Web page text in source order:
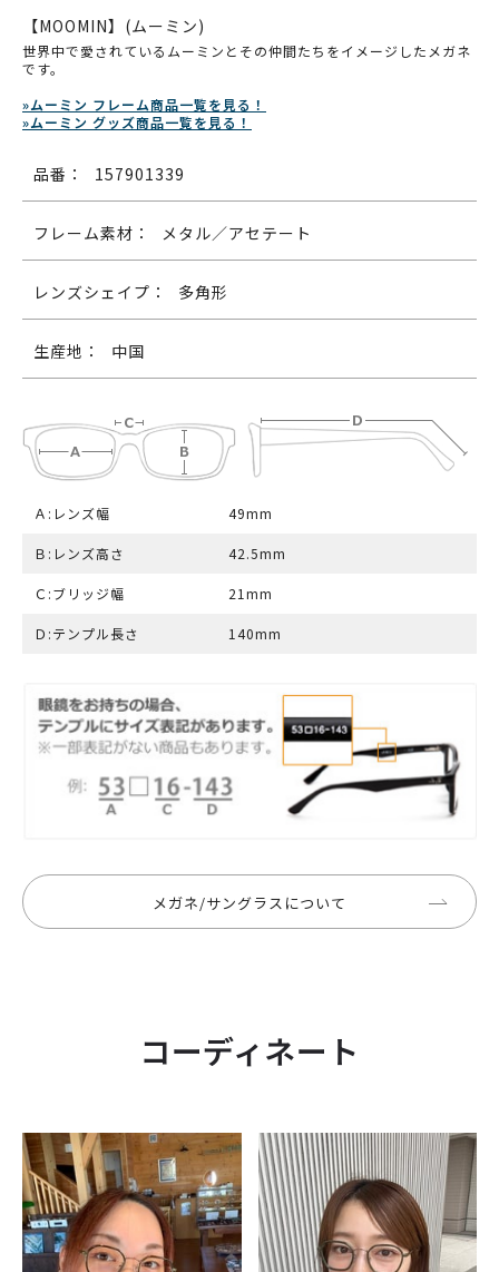
【MOOMIN】(ムーミン)
世界中で愛されているムーミンとその仲間たちをイメージしたメガネ
です。
»ムーミン フレーム商品一覧を見る！
»ムーミン グッズ商品一覧を見る！
品番： 157901339
フレーム素材： メタル／アセテート
レンズシェイプ： 多角形
生産地： 中国
Ａ:レンズ幅 49mm
Ｂ:レンズ高さ 42.5mm
Ｃ:ブリッジ幅 21mm
Ｄ:テンプル長さ 140mm
メガネ/サングラスについて
コーディネート